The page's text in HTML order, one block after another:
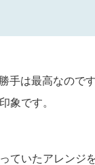
手は最高なので
象です。
ていたアレンジ